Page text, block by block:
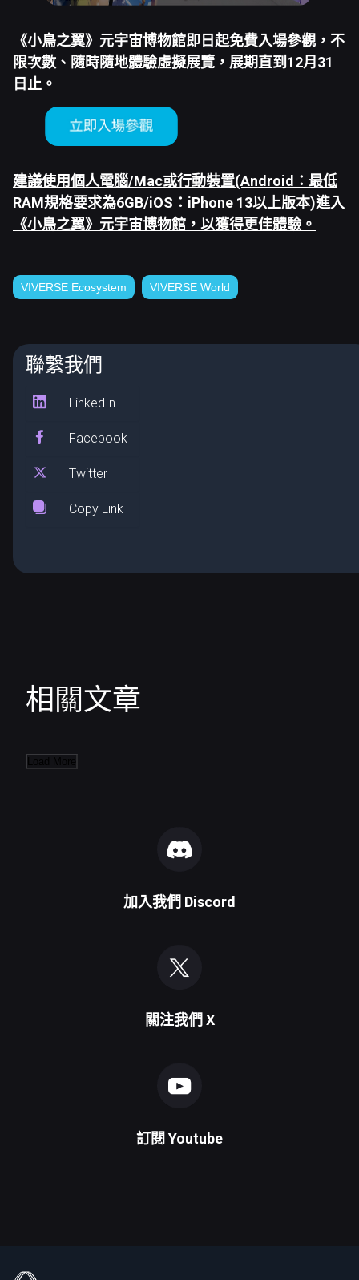
聯繫我們
LinkedIn
Facebook
Twitter
Copy Link
《小鳥之翼》元宇宙博物館即日起免費入場參觀，不
限次數、隨時隨地體驗虛擬展覽，展期直到12月31
日止。
建議使用個人電腦/Mac或行動裝置(Android：最低
RAM規格要求為6GB/iOS：iPhone 13以上版本)進入
《小鳥之翼》元宇宙博物館，以獲得更佳體驗。
VIVERSE Ecosystem VIVERSE World
相關文章
加入我們 Discord
關注我們 X
訂閱 Youtube